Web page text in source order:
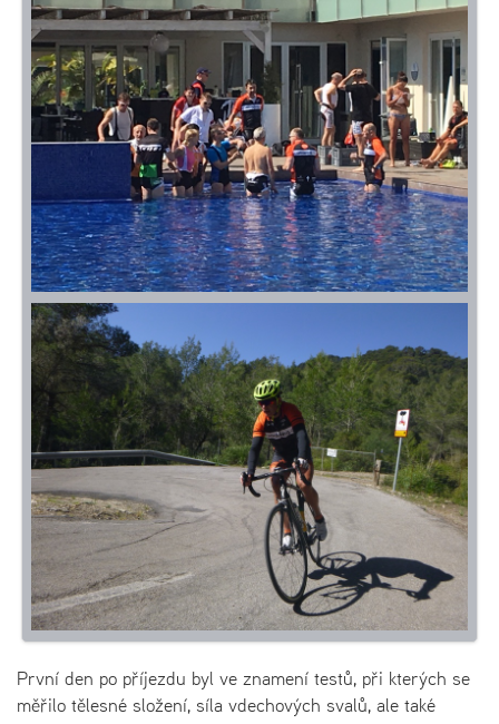
První den po příjezdu byl ve znamení testů, při kterých se
měřilo tělesné složení, síla vdechových svalů, ale také